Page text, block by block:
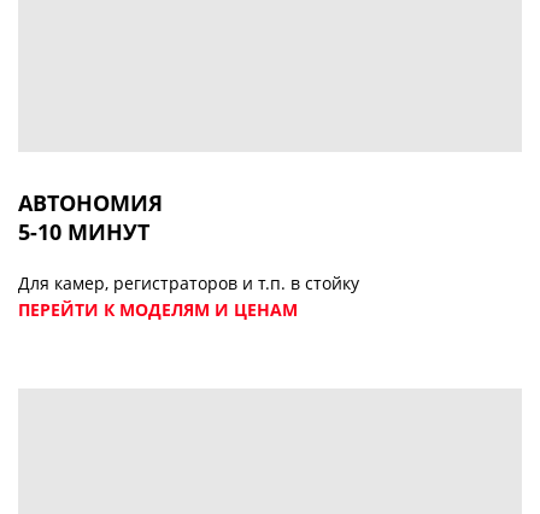
АВТОНОМИЯ
5-10 МИНУТ
Для камер, регистраторов и т.п. в стойку
ПЕРЕЙТИ К МОДЕЛЯМ И ЦЕНАМ